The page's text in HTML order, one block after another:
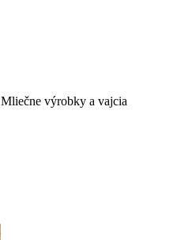
Mliečne výrobky a vajcia